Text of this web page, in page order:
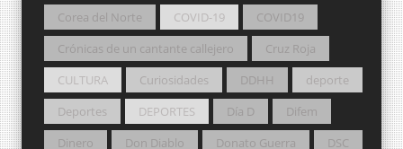
Corea del Norte
COVID-19
COVID19
Crónicas de un cantante callejero
Cruz Roja
CULTURA
Curiosidades DDHH
deporte
Deportes
DEPORTES Día D
Difem
Dinero
Don Diablo Donato Guerra
DSC